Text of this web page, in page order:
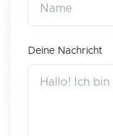
Deine Nachricht